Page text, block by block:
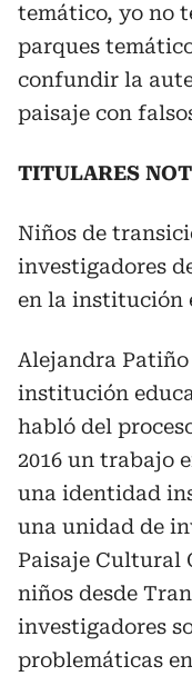
temático, yo no
parques
confundir la
paisaje con
TITULARES
Niños de
investigadores
en la institución
Alejandra
institución
habló del
2016 un trabajo
una identidad
una unidad de
Paisaje Cultural
niños desde
investigadores
problemáticas